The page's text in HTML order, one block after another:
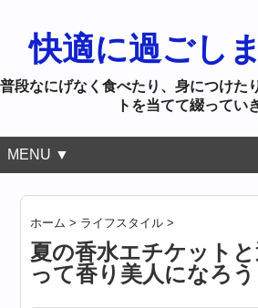
快適に過ごし
普段なにげなく食べたり、身につけた
トを当てて綴ってい
MENU ▼
ホーム > ライフスタイル >
夏の香水エチケット
って香り美人になろう